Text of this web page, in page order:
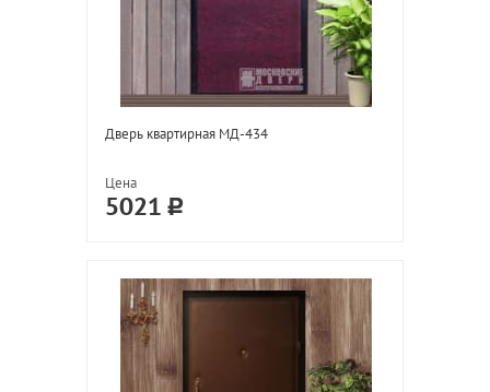
Дверь квартирная МД-434
Цена
5021